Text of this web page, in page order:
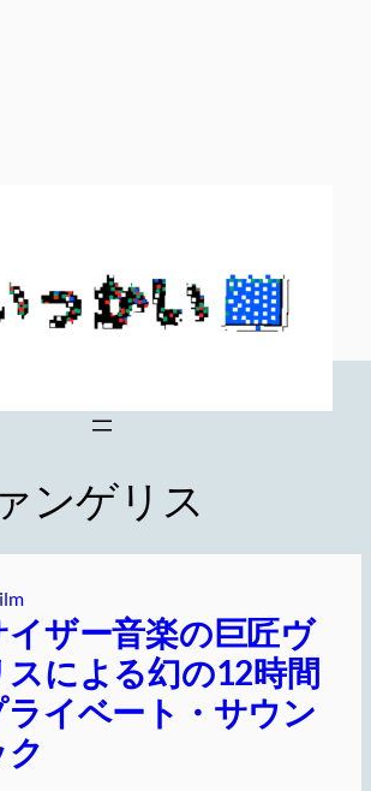
ンゲリス
ザー音楽の巨匠ヴ
スによる幻の12時間
イベート・サウン
ク